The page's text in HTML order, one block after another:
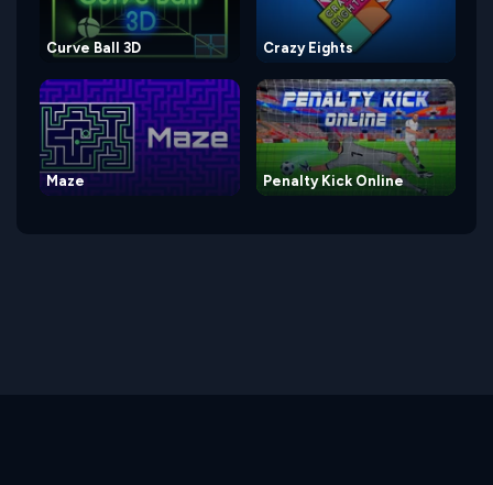
Curve Ball 3D Crazy Eights
Maze Penalty Kick Online